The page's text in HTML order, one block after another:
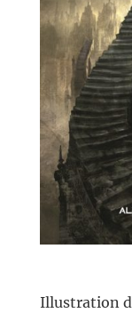
Illustration